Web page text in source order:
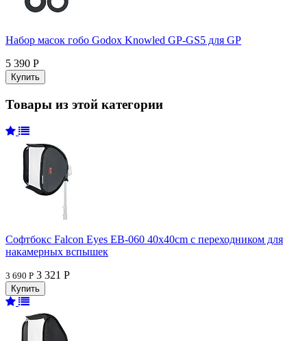
Набор масок гобо Godox Knowled GP-GS5 для GP
5 390 Р
Товары из этой категории
Софтбокс Falcon Eyes EB-060 40x40cm с переходником для
накамерных вспышек
3 690 Р 3 321 Р